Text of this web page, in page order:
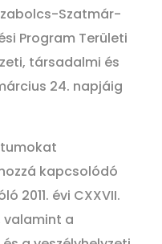
Szatmár-
Program Területi
társadalmi és
24. napjáig
kapcsolódó
2011. évi CXXVII.
valamint a